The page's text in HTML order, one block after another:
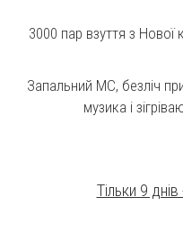
3000 пар взуття з Нової
Запальний MC, безліч
музика і
Тільки 9